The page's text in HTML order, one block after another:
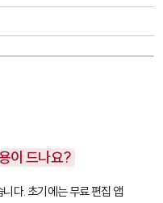
이 드나요?
다. 초기에는 무료 편집 앱